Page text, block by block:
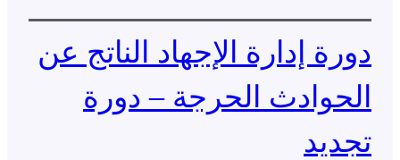
دورة إدارة الإجهاد الناتج عن
الحوادث الحرجة – دورة
تجديد